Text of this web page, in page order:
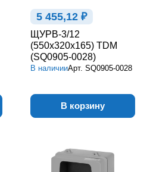
5 455,12 ₽
ЩУРВ-3/12
(550х320х165) TDM
(SQ0905-0028)
В наличииАрт. SQ0905-0028
В корзину